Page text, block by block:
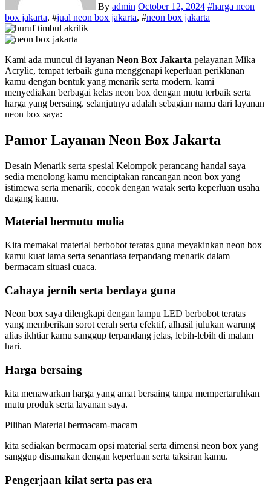
By admin October 12, 2024 #harga neon
box jakarta, #jual neon box jakarta, #neon box jakarta
Kami ada muncul di layanan Neon Box Jakarta pelayanan Mika
Acrylic, tempat terbaik guna menggenapi keperluan periklanan
kamu dengan bentuk yang menarik serta modern. kami
menyediakan berbagai kelas neon box dengan mutu terbaik serta
harga yang bersaing. selanjutnya adalah sebagian nama dari layanan
neon box saya:
Pamor Layanan Neon Box Jakarta
Desain Menarik serta spesial Kelompok perancang handal saya
sedia menolong kamu menciptakan rancangan neon box yang
istimewa serta menarik, cocok dengan watak serta keperluan usaha
dagang kamu.
Material bermutu mulia
Kita memakai material berbobot teratas guna meyakinkan neon box
kamu kuat lama serta senantiasa terpandang menarik dalam
bermacam situasi cuaca.
Cahaya jernih serta berdaya guna
Neon box saya dilengkapi dengan lampu LED berbobot teratas
yang memberikan sorot cerah serta efektif, alhasil julukan warung
alias ikhtiar kamu sanggup terpandang jelas, lebih-lebih di malam
hari.
Harga bersaing
kita menawarkan harga yang amat bersaing tanpa mempertaruhkan
mutu produk serta layanan saya.
Pilihan Material bermacam-macam
kita sediakan bermacam opsi material serta dimensi neon box yang
sanggup disamakan dengan keperluan serta taksiran kamu.
Pengerjaan kilat serta pas era